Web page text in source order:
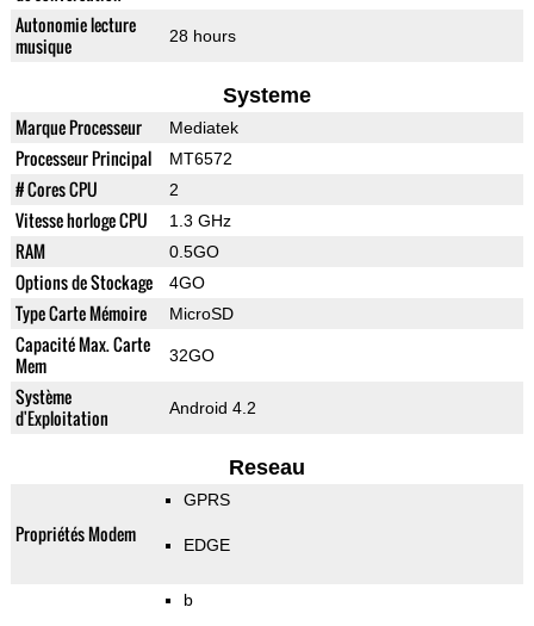
Autonomie lecture
musique
28 hours
Systeme
Marque Processeur Mediatek
Processeur Principal MT6572
# Cores CPU 2
Vitesse horloge CPU 1.3 GHz
RAM 0.5GO
Options de Stockage 4GO
Type Carte Mémoire MicroSD
Capacité Max. Carte
Mem
32GO
Système
d'Exploitation
Android 4.2
Reseau
Propriétés Modem
GPRS
EDGE
b